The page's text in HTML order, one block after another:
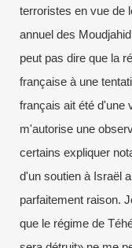
terroristes en vue de
annuel des
peut pas dire que la
française à une
français ait été d'une
m'autorise une
certains expliquer
d'un soutien à Israël
parfaitement raison.
que le régime de